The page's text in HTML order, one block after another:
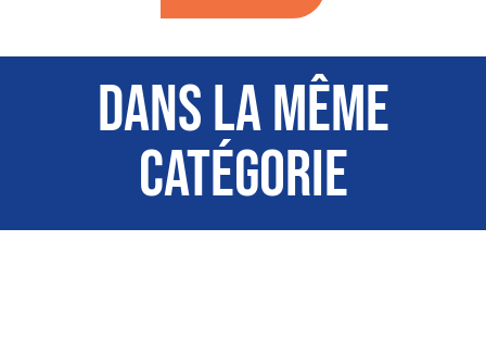
DANS LA MÊME
CATÉGORIE